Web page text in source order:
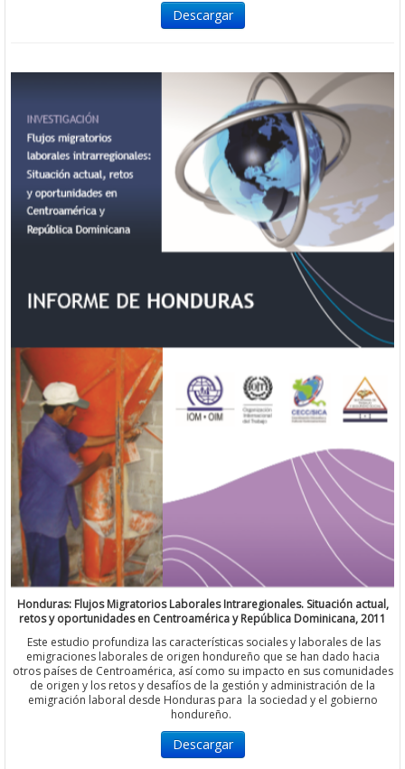
Descargar
Honduras: Flujos Migratorios Laborales Intraregionales. Situación actual,
retos y oportunidades en Centroamérica y República Dominicana, 2011
Este estudio profundiza las características sociales y laborales de las
emigraciones laborales de origen hondureño que se han dado hacia
otros países de Centroamérica, así como su impacto en sus comunidades
de origen y los retos y desafíos de la gestión y administración de la
emigración laboral desde Honduras para la sociedad y el gobierno
hondureño.
Descargar